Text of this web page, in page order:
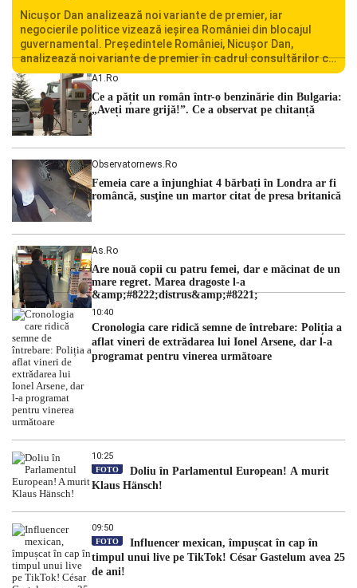
Nicușor Dan analizează noi variante de premier, iar
negocierile politice vizează ieșirea României din blocajul
guvernamental. Președintele României, Nicușor Dan,
analizează noi variante de premier în cadrul consultărilor cu
liderii politici. Ciprian Ciucu vorbește despre scenariul unui
guvern tehnocrat și despre posibilitatea a două cabinete
succesive. Nicușor Dan analizează noi variante de premier
România traversează […]
A1.ro
Ce a pățit un român într-o benzinărie din Bulgaria:
„Aveți mare grijă!”. Ce a observat pe chitanță
Observatornews.ro
Femeia care a înjunghiat 4 bărbați în Londra ar fi
româncă, susţine un martor citat de presa britanică
As.ro
Are nouă copii cu patru femei, dar e măcinat de un
mare regret. Marea dragoste l-a
&amp;#8222;distrus&amp;#8221;
10:40
Cronologia care ridică semne de întrebare: Poliția a
aflat vineri de extrădarea lui Ionel Arsene, dar l-a
programat pentru vinerea următoare
10:25
FOTO
Doliu în Parlamentul European! A murit
Klaus Hänsch!
09:50
FOTO
Influencer mexican, împușcat în cap în
timpul unui live pe TikTok! César Gastelum avea 25
de ani!